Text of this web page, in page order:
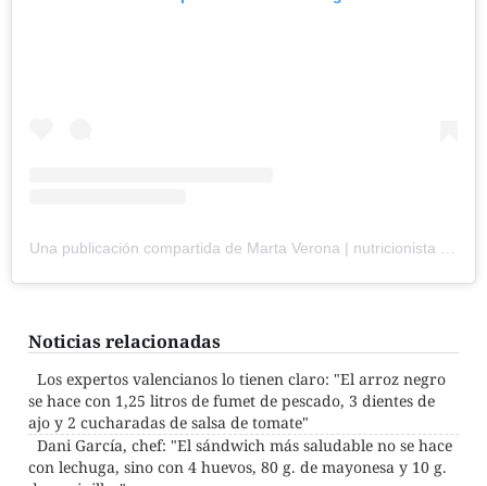
Noticias relacionadas
Los expertos valencianos lo tienen claro: "El arroz negro
se hace con 1,25 litros de fumet de pescado, 3 dientes de
ajo y 2 cucharadas de salsa de tomate"
Dani García, chef: "El sándwich más saludable no se hace
con lechuga, sino con 4 huevos, 80 g. de mayonesa y 10 g.